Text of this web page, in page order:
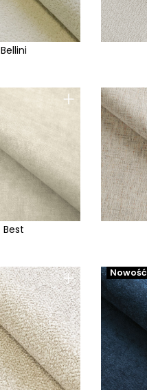
Bellini
+
Best
+ Nowość